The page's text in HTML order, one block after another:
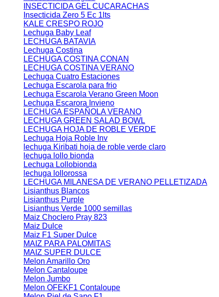
INSECTICIDA GEL CUCARACHAS
Insecticida Zero 5 Ec 1lts
KALE CRESPO ROJO
Lechuga Baby Leaf
LECHUGA BATAVIA
Lechuga Costina
LECHUGA COSTINA CONAN
LECHUGA COSTINA VERANO
Lechuga Cuatro Estaciones
Lechuga Escarola para frio
Lechuga Escarola Verano Green Moon
Lechuga Escarora Invieno
LECHUGA ESPAÑOLA VERANO
LECHUGA GREEN SALAD BOWL
LECHUGA HOJA DE ROBLE VERDE
Lechuga Hoja Roble Inv
lechuga Kiribati hoja de roble verde claro
lechuga lollo bionda
Lechuga Lollobionda
lechuga lollorossa
LECHUGA MILANESA DE VERANO PELLETIZADA
Lisianthus Blancos
Lisianthus Purple
Lisianthus Verde 1000 semillas
Maiz Choclero Pray 823
Maiz Dulce
Maiz F1 Super Dulce
MAIZ PARA PALOMITAS
MAIZ SUPER DULCE
Melon Amarillo Oro
Melon Cantaloupe
Melon Jumbo
Melon OFEKF1 Contaloupe